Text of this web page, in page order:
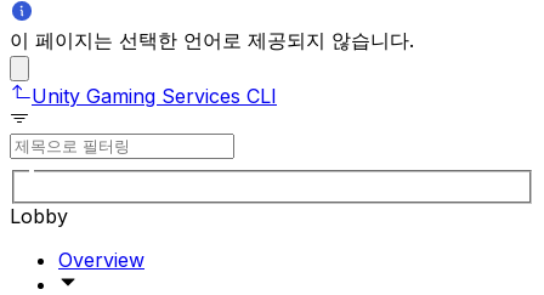
이 페이지는 선택한 언어로 제공되지 않습니다.
Unity Gaming Services CLI
Lobby
Overview